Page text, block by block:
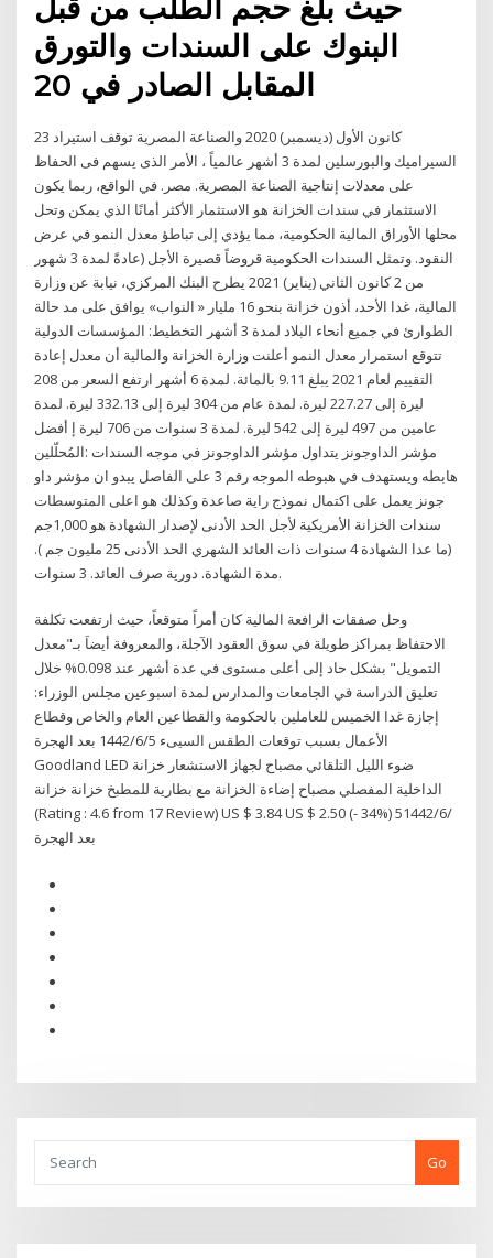
البنوك على السندات والتورق
المقابل الصادر في 20
23 كانون الأول (ديسمبر) 2020 والصناعة المصرية توقف استيراد
السيراميك والبورسلين لمدة 3 أشهر عالمياً ، الأمر الذى يسهم فى الحفاظ
على معدلات إنتاجية الصناعة المصرية. مصر. في الواقع، ربما يكون
الاستثمار في سندات الخزانة هو الاستثمار الأكثر أمانًا الذي يمكن وتحل
محلها الأوراق المالية الحكومية، مما يؤدي إلى تباطؤ معدل النمو في عرض
النقود. وتمثل السندات الحكومية قروضاً قصيرة الأجل (عادةً لمدة 3 شهور
من 2 كانون الثاني (يناير) 2021 يطرح البنك المركزي، نيابة عن وزارة
المالية، غدا الأحد، أذون خزانة بنحو 16 مليار « النواب» يوافق على مد حالة
الطوارئ في جميع أنحاء البلاد لمدة 3 أشهر التخطيط: المؤسسات الدولية
تتوقع استمرار معدل النمو أعلنت وزارة الخزانة والمالية أن معدل إعادة
التقييم لعام 2021 يبلغ 9.11 بالمائة. لمدة 6 أشهر ارتفع السعر من 208
ليرة إلى 227.27 ليرة. لمدة عام من 304 ليرة إلى 332.13 ليرة. لمدة
عامين من 497 ليرة إلى 542 ليرة. لمدة 3 سنوات من 706 ليرة إ أفضل
المُحلّلين: ‎السندات‎ مؤشر الداوجونز يتداول مؤشر الداوجونز في موجه
هابطه ويستهدف في هبوطه الموجه رقم 3 على الفاصل يبدو ان مؤشر داو
جونز يعمل على اكتمال نموذج راية صاعدة وكذلك هو اعلى المتوسطات
سندات الخزانة الأمريكية لأجل الحد الأدنى لإصدار الشهادة هو 1,000جم
(ما عدا الشهادة 4 سنوات ذات العائد الشهري الحد الأدنى 25 مليون جم ).
مدة الشهادة. دورية صرف العائد. 3 سنوات.
وحل صفقات الرافعة المالية كان أمراً متوقعاً، حيث ارتفعت تكلفة
الاحتفاظ بمراكز طويلة في سوق العقود الآجلة، والمعروفة أيضاَ بـ"معدل
التمويل" بشكل حاد إلى أعلى مستوى في عدة أشهر عند 0.098% خلال
تعليق الدراسة في الجامعات والمدارس لمدة اسبوعين مجلس الوزراء:
إجازة غدا الخميس للعاملين بالحكومة والقطاعين العام والخاص وقطاع
الأعمال بسبب توقعات الطقس السيىء 5‏‏/6‏‏/1442 بعد الهجرة
Goodland LED ضوء الليل التلقائي مصباح لجهاز الاستشعار خزانة
الداخلية المفصلي مصباح إضاءة الخزانة مع بطارية للمطبخ خزانة خزانة
(Rating : 4.6 from 17 Review) US $ 3.84 US $ 2.50 (- 34%) 5‏‏/6‏‏/1442
بعد الهجرة
Go